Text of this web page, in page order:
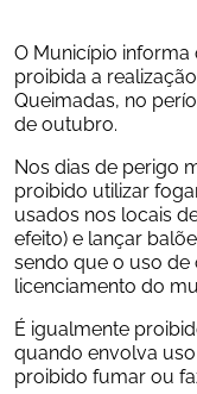
O Município informa
proibida a
Queimadas, no
de outubro.
Nos dias de perigo
proibido utilizar
usados nos locais
efeito) e lançar
sendo que o uso
licenciamento do
É igualmente
quando envolva
proibido fumar ou